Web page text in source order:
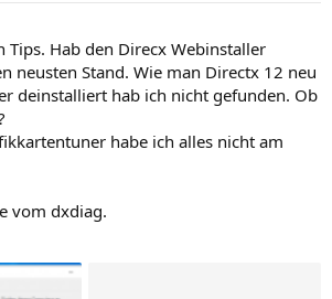
Tips. Hab den Direcx Webinstaller
neusten Stand. Wie man Directx 12 neu
deinstalliert hab ich nicht gefunden. Ob
habe ich alles nicht am
vom dxdiag.